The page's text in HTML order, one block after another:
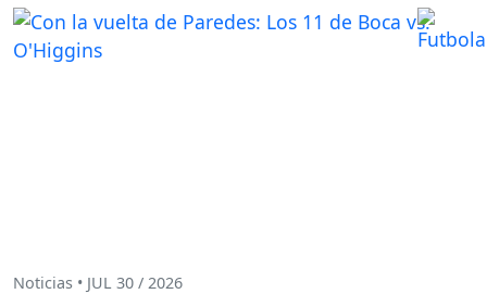
Noticias • JUL 30 / 2026